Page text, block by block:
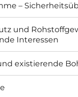
–
und
Interessen
existierende